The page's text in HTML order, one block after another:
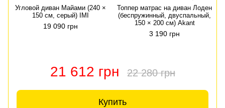
Угловой диван Майами (240 ×
150 см, серый) IMI
19 090 грн
Топпер матрас на диван Лоден
(беспружинный, двуспальный,
150 × 200 см) Akant
3 190 грн
21 612 грн 22 280 грн
Купить